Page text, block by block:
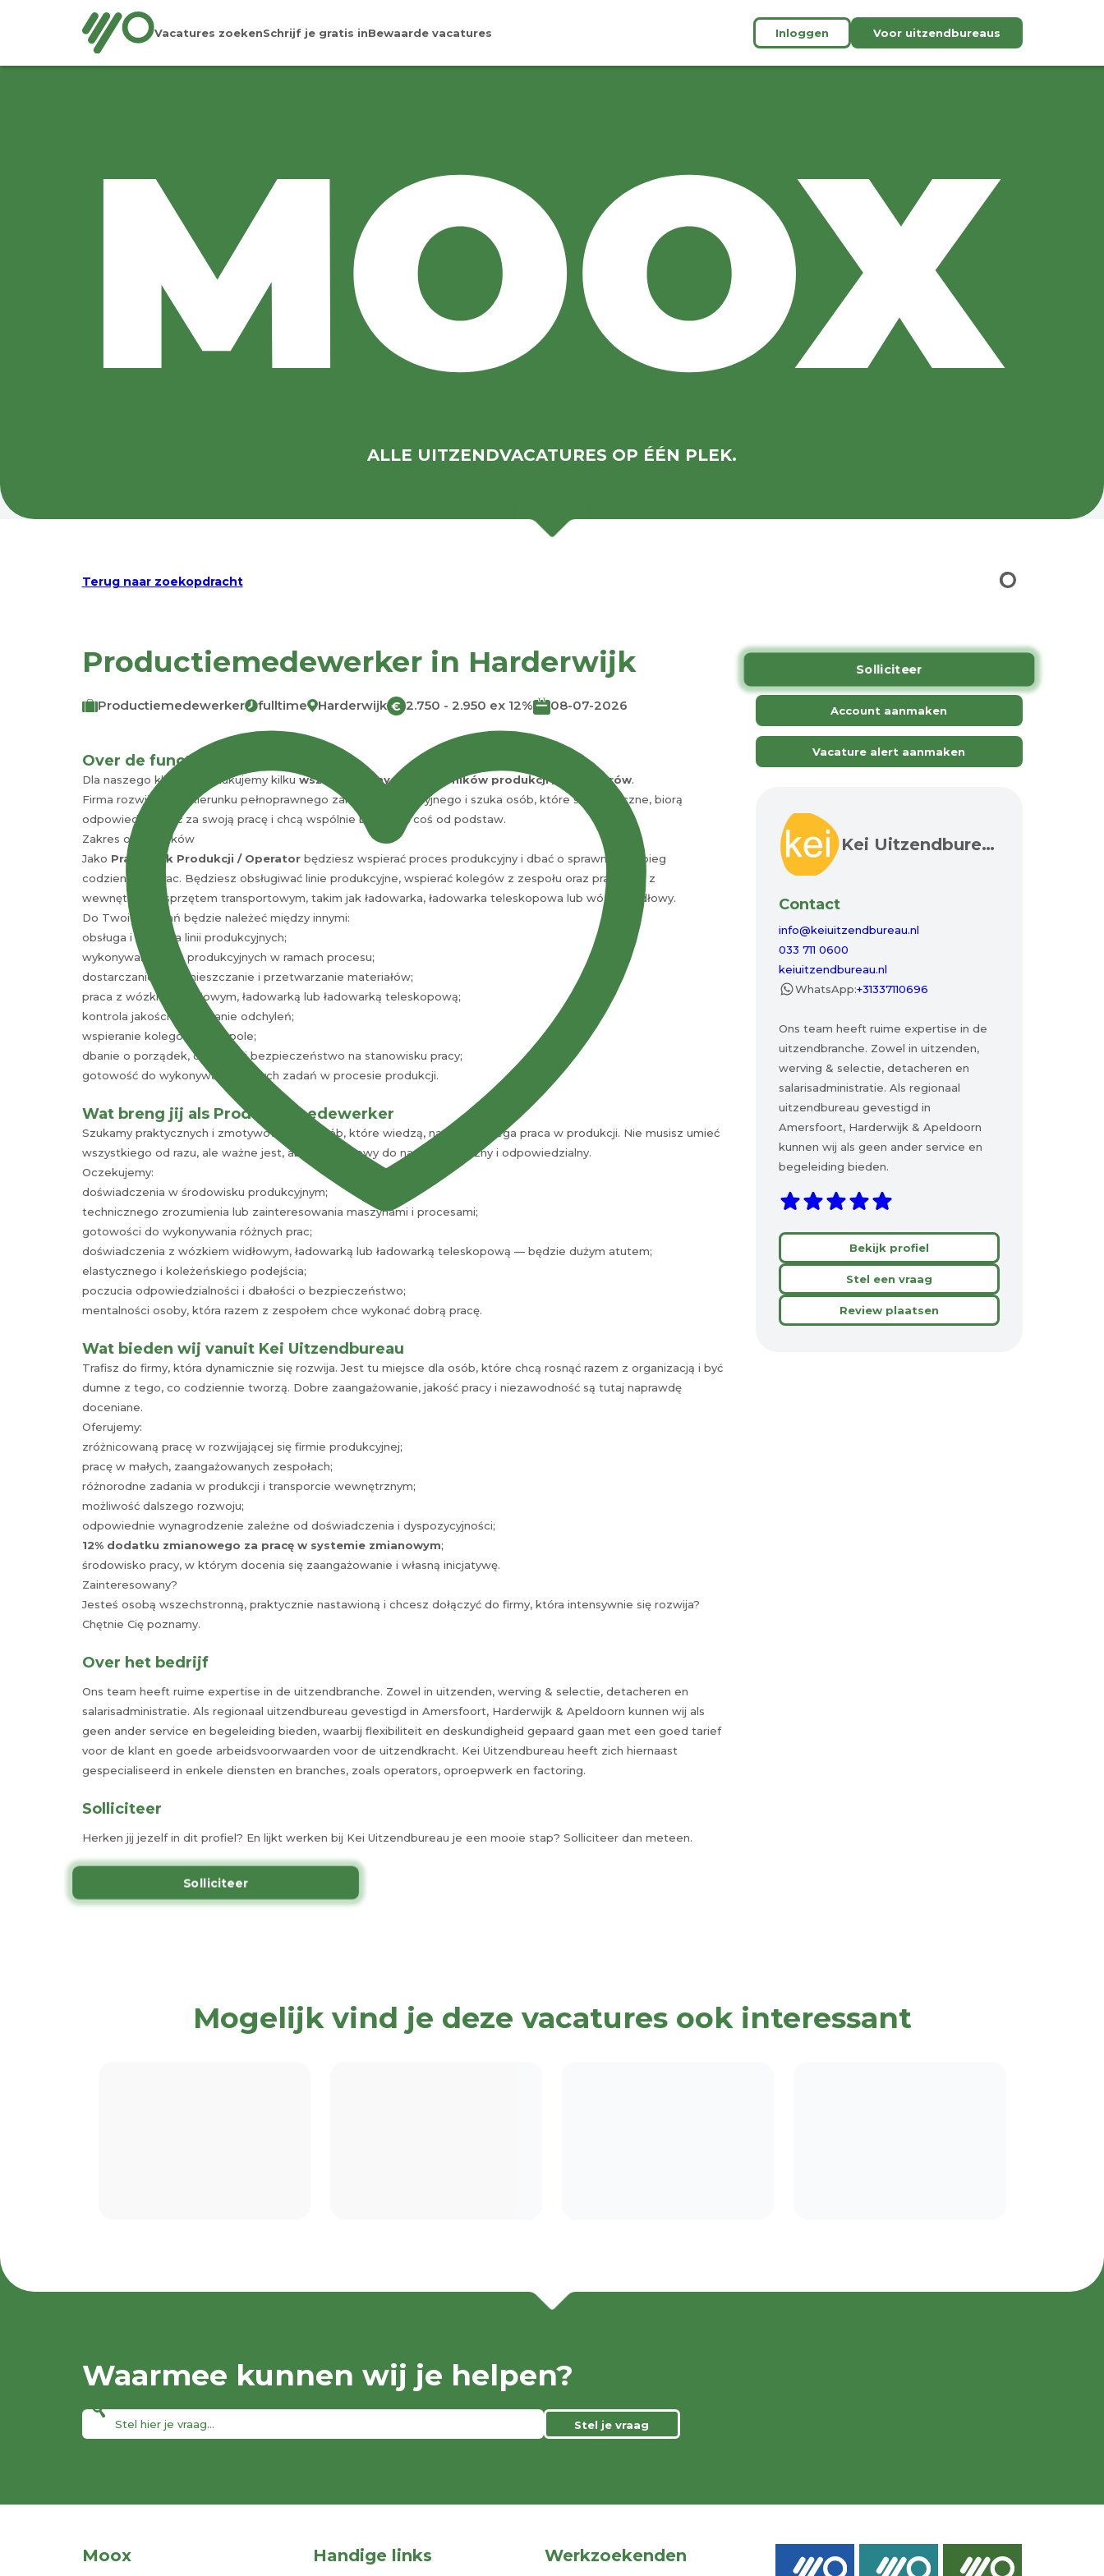
Vacatures zoekenSchrijf je gratis inBewaarde vacatures Inloggen Voor uitzendbureaus
ALLE UITZENDVACATURES OP ÉÉN PLEK.
Terug naar zoekopdracht
Productiemedewerker in Harderwijk
Productiemedewerker fulltime Harderwijk € 2.750 - 2.950 ex 12% 08-07-2026
Over de functie
Dla naszego klienta poszukujemy kilku wszechstronnych pracowników produkcji / operatorów.
Firma rozwija się w kierunku pełnoprawnego zakładu produkcyjnego i szuka osób, które są elastyczne, biorą
odpowiedzialność za swoją pracę i chcą wspólnie budować coś od podstaw.
Zakres obowiązków
Jako Pracownik Produkcji / Operatorbędziesz wspierać proces produkcyjny i dbać o sprawny przebieg
codziennych prac. Będziesz obsługiwać linie produkcyjne, wspierać kolegów z zespołu oraz pracować z
wewnętrznym sprzętem transportowym, takim jak ładowarka, ładowarka teleskopowa lub wózek widłowy.
Do Twoich zadań będzie należeć między innymi:
obsługa i kontrola linii produkcyjnych;
wykonywanie prac produkcyjnych w ramach procesu;
dostarczanie, przemieszczanie i przetwarzanie materiałów;
praca z wózkiem widłowym, ładowarką lub ładowarką teleskopową;
kontrola jakości i zgłaszanie odchyleń;
wspieranie kolegów w zespole;
dbanie o porządek, czystość i bezpieczeństwo na stanowisku pracy;
gotowość do wykonywania różnych zadań w procesie produkcji.
Wat breng jij als Productiemedewerker
Szukamy praktycznych i zmotywowanych osób, które wiedzą, na czym polega praca w produkcji. Nie musisz umieć
wszystkiego od razu, ale ważne jest, abyś był gotowy do nauki, elastyczny i odpowiedzialny.
Oczekujemy:
doświadczenia w środowisku produkcyjnym;
technicznego zrozumienia lub zainteresowania maszynami i procesami;
gotowości do wykonywania różnych prac;
doświadczenia z wózkiem widłowym, ładowarką lub ładowarką teleskopową — będzie dużym atutem;
elastycznego i koleżeńskiego podejścia;
poczucia odpowiedzialności i dbałości o bezpieczeństwo;
mentalności osoby, która razem z zespołem chce wykonać dobrą pracę.
Wat bieden wij vanuit Kei Uitzendbureau
Trafisz do firmy, która dynamicznie się rozwija. Jest tu miejsce dla osób, które chcą rosnąć razem z organizacją i być
dumne z tego, co codziennie tworzą. Dobre zaangażowanie, jakość pracy i niezawodność są tutaj naprawdę
doceniane.
Oferujemy:
zróżnicowaną pracę w rozwijającej się firmie produkcyjnej;
pracę w małych, zaangażowanych zespołach;
różnorodne zadania w produkcji i transporcie wewnętrznym;
możliwość dalszego rozwoju;
odpowiednie wynagrodzenie zależne od doświadczenia i dyspozycyjności;
12% dodatku zmianowego za pracę w systemie zmianowym;
środowisko pracy, w którym docenia się zaangażowanie i własną inicjatywę.
Zainteresowany?
Jesteś osobą wszechstronną, praktycznie nastawioną i chcesz dołączyć do firmy, która intensywnie się rozwija?
Chętnie Cię poznamy.
Over het bedrijf
Ons team heeft ruime expertise in de uitzendbranche. Zowel in uitzenden, werving & selectie, detacheren en
salarisadministratie. Als regionaal uitzendbureau gevestigd in Amersfoort, Harderwijk & Apeldoorn kunnen wij als
geen ander service en begeleiding bieden, waarbij flexibiliteit en deskundigheid gepaard gaan met een goed tarief
voor de klant en goede arbeidsvoorwaarden voor de uitzendkracht. Kei Uitzendbureau heeft zich hiernaast
gespecialiseerd in enkele diensten en branches, zoals operators, oproepwerk en factoring.
Solliciteer
Herken jij jezelf in dit profiel? En lijkt werken bij Kei Uitzendbureau je een mooie stap? Solliciteer dan meteen.
Solliciteer
Solliciteer
Account aanmaken
Vacature alert aanmaken
Kei Uitzendbureau
Contact
info@keiuitzendbureau.nl
033 711 0600
keiuitzendbureau.nl
WhatsApp:+31337110696
Ons team heeft ruime expertise in de
uitzendbranche. Zowel in uitzenden,
werving & selectie, detacheren en
salarisadministratie. Als regionaal
uitzendbureau gevestigd in
Amersfoort, Harderwijk & Apeldoorn
kunnen wij als geen ander service en
begeleiding bieden.
Bekijk profiel
Stel een vraag
Review plaatsen
Mogelijk vind je deze vacatures ook interessant
Waarmee kunnen wij je helpen?
Stel je vraag
Moox Handige links Werkzoekenden